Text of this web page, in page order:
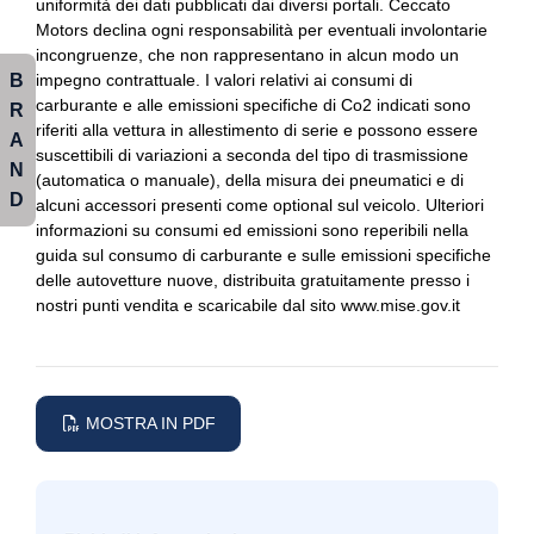
Specchietti retrovisori elettrici
Start & stop
Tappetini
Usb
Volante in pelle
Volante riscaldato
Volante sportivo
Mini interaction unit
Pacchetto xs
Personal esim
Personalizzazioni linea e stile
Portabicchieri
Portellone bagagliaio elettrico
Radar
Radio digitale dab
uniformità dei dati pubblicati dai diversi portali. Ceccato
Motors declina ogni responsabilità per eventuali involontarie
incongruenze, che non rappresentano in alcun modo un
impegno contrattuale. I valori relativi ai consumi di
carburante e alle emissioni specifiche di Co2 indicati sono
riferiti alla vettura in allestimento di serie e possono essere
suscettibili di variazioni a seconda del tipo di trasmissione
(automatica o manuale), della misura dei pneumatici e di
alcuni accessori presenti come optional sul veicolo. Ulteriori
informazioni su consumi ed emissioni sono reperibili nella
guida sul consumo di carburante e sulle emissioni specifiche
delle autovetture nuove, distribuita gratuitamente presso i
nostri punti vendita e scaricabile dal sito www.mise.gov.it
MOSTRA IN PDF
B
R
A
N
D